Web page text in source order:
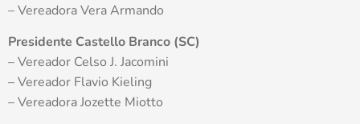
– Vereadora Vera Armando
Presidente Castello Branco (SC)
– Vereador Celso J. Jacomini
– Vereador Flavio Kieling
– Vereadora Jozette Miotto